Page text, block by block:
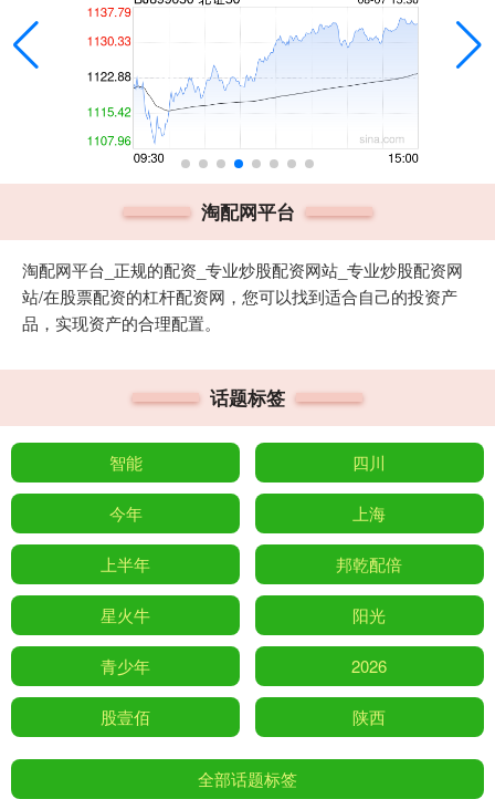
淘配网平台
淘配网平台_正规的配资_专业炒股配资网站_专业炒股配资网
站/在股票配资的杠杆配资网，您可以找到适合自己的投资产
品，实现资产的合理配置。
话题标签
智能 四川
今年 上海
上半年 邦乾配倍
星火牛 阳光
青少年 2026
股壹佰 陕西
全部话题标签